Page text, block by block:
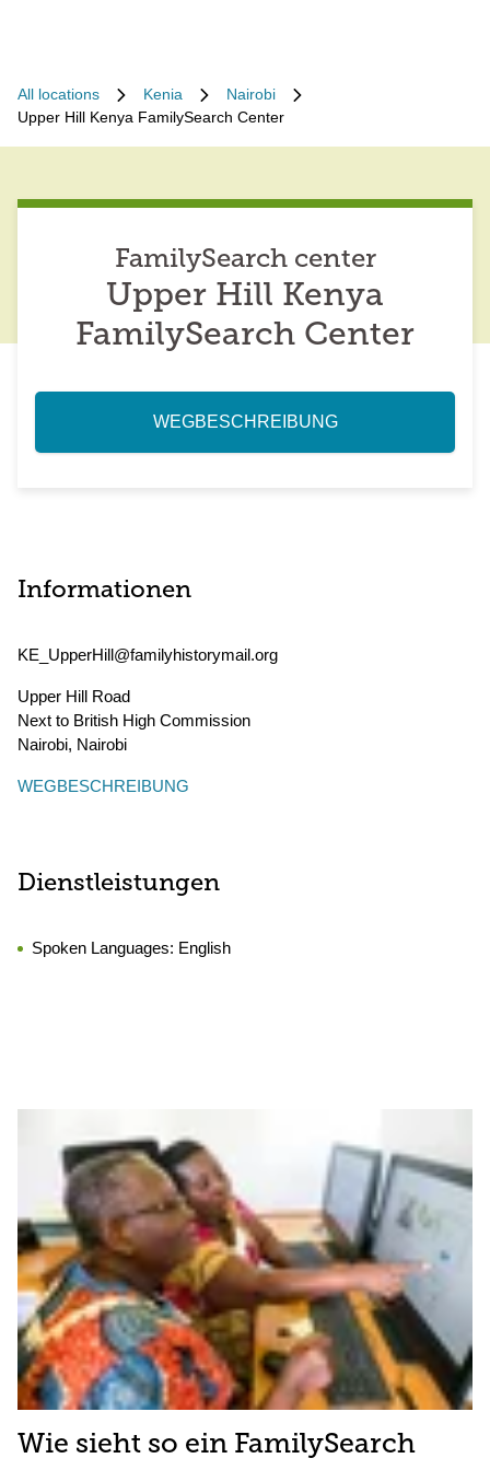
All locations Kenia
Nairobi
Upper Hill Kenya FamilySearch Center
FamilySearch center
Upper Hill Kenya
FamilySearch Center
WEGBESCHREIBUNG
Informationen
KE_UpperHill@familyhistorymail.org
Upper Hill Road
Next to British High Commission
Nairobi, Nairobi
WEGBESCHREIBUNG
Dienstleistungen
Spoken Languages: English
Wie sieht so ein FamilySearch